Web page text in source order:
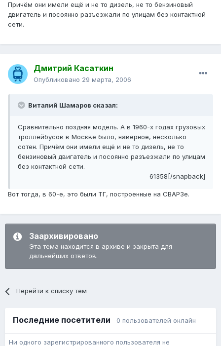
Причём они имели ещё и не то дизель, не то бензиновый
двигатель и посоянно разъезжали по улицам без контактной
сети.
Дмитрий Касаткин
Опубликовано 29 марта, 2006
Виталий Шамаров сказал:
Сравнительно поздняя модель. А в 1960-х годах грузовых
троллейбусов в Москве было, наверное, несколько
сотен. Причём они имели ещё и не то дизель, не то
бензиновый двигатель и посоянно разъезжали по улицам
без контактной сети.
61358[/snapback]
Вот тогда, в 60-е, это были ТГ, построенные на СВАРЗе.
Заархивировано
Эта тема находится в архиве и закрыта для
дальнейших ответов.
Перейти к списку тем
Последние посетители 0 пользователей онлайн
Ни одного зарегистрированного пользователя не